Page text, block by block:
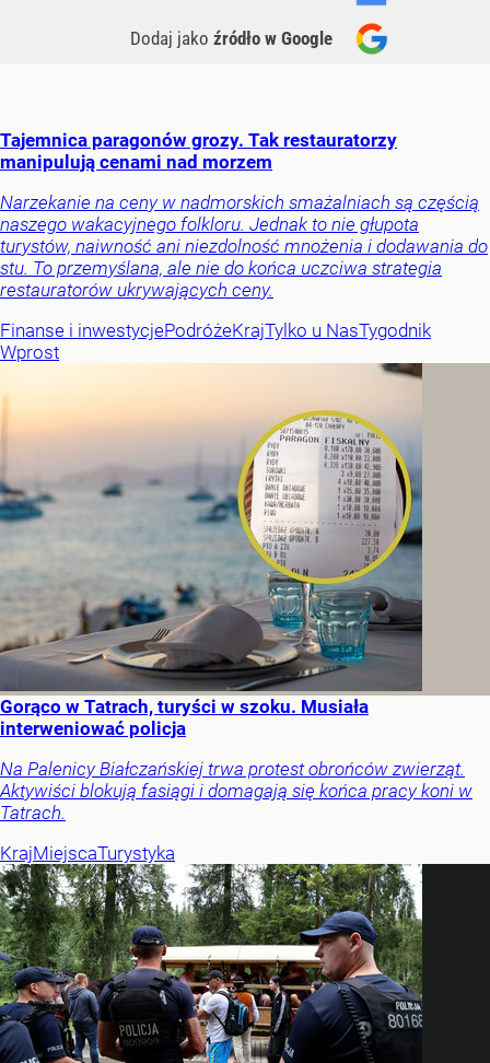
Dodaj jako źródło w Google
Tajemnica paragonów grozy. Tak restauratorzy
manipulują cenami nad morzem
Narzekanie na ceny w nadmorskich smażalniach są częścią
naszego wakacyjnego folkloru. Jednak to nie głupota
turystów, naiwność ani niezdolność mnożenia i dodawania do
stu. To przemyślana, ale nie do końca uczciwa strategia
restauratorów ukrywających ceny.
Finanse i inwestycjePodróżeKrajTylko u NasTygodnik
Wprost
Gorąco w Tatrach, turyści w szoku. Musiała
interweniować policja
Na Palenicy Białczańskiej trwa protest obrońców zwierząt.
Aktywiści blokują fasiągi i domagają się końca pracy koni w
Tatrach.
KrajMiejscaTurystyka